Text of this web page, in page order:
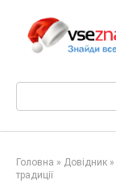
вмісту
Головна » Довідник »
традиції